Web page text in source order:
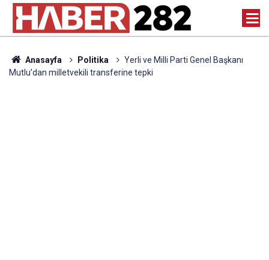
Anasayfa Politika
Yerli ve Milli Parti Genel Başkanı
Mutlu’dan milletvekili transferine tepki